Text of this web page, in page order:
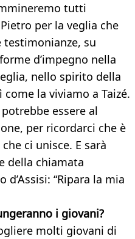
tutti
per la veglia che
su
d’impegno nella
nello spirito della
la viviamo a Taizé.
essere al
per ricordarci che è
ci unisce. E sarà
della chiamata
d’Assisi: “Ripara la mia
i giovani?
molti giovani di